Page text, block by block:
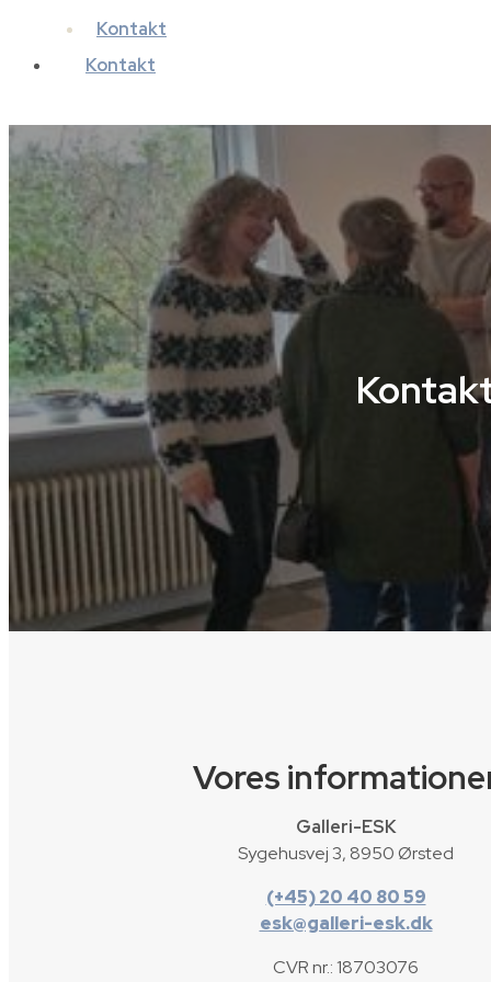
Kontakt
Kontakt
Vores
Galleri-ESK
Sygehusvej 3, 8950 Ørsted
(+45) 20 40 80 59
esk@galleri-esk.dk
CVR nr.: 18703076